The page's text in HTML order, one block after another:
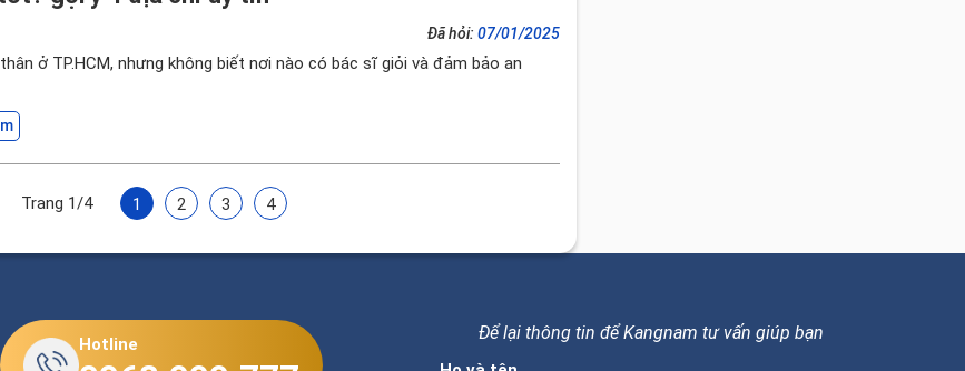
Đã hỏi: 07/01/2025
ở TP.HCM, nhưng không biết nơi nào có bác sĩ giỏi và đảm bảo an
Trang 1/4 1 2 3 4
Hotline
Để lại thông tin để Kangnam tư vấn giúp bạn